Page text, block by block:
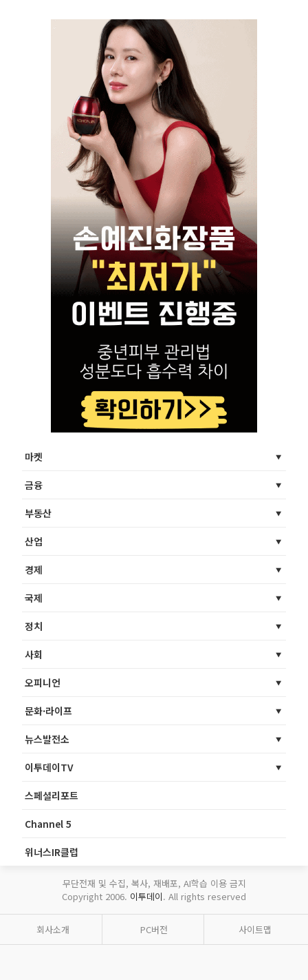
마켓
금융
부동산
산업
경제
국제
정치
사회
오피니언
문화·라이프
뉴스발전소
이투데이TV
스페셜리포트
Channel 5
위너스IR클럽
무단전재 및 수집, 복사, 재배포, AI학습 이용 금지
Copyright 2006. 이투데이. All rights reserved
회사소개 PC버전 사이트맵